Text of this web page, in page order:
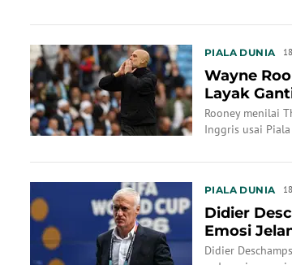
PIALA DUNIA
Wayne
Layak
Inggris!
Rooney menilai
Inggris usai
PIALA DUNIA
Didier
Emosi
Didier